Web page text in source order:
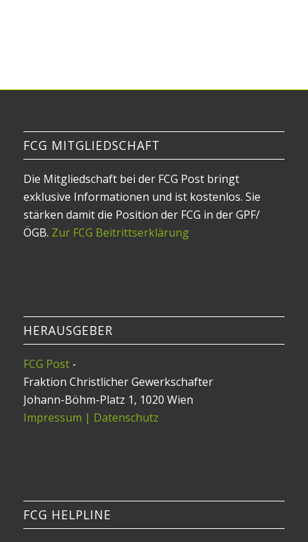
FCG MITGLIEDSCHAFT
Die Mitgliedschaft bei der FCG Post bringt
exklusive Informationen und ist kostenlos. Sie
stärken damit die Position der FCG in der GPF/
ÖGB. Zur FCG Beitrittserklärung
HERAUSGEBER
FCG Post-
Fraktion Christlicher Gewerkschafter
Johann-Böhm-Platz 1, 1020 Wien
Impressum | Datenschutz
FCG HELPLINE